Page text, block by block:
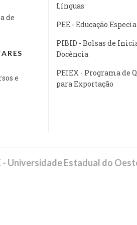
de
e
Línguas
PEE - Educação
PIBID - Bolsas de
Docência
PEIEX - Programa de
para Exportação
- Universidade Estadual do